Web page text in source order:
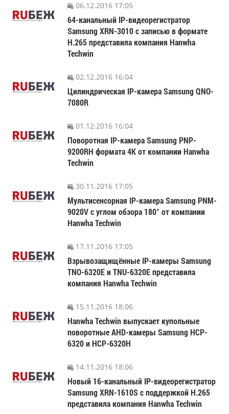
06.12.2016 17:05
64-канальный IP-видеорегистратор
Samsung XRN-3010 с записью в формате
H.265 представила компания Hanwha
Techwin
02.12.2016 16:04
Цилиндрическая IP-камера Samsung QNO-
7080R
01.12.2016 16:04
Поворотная IP-камера Samsung PNP-
9200RH формата 4K от компании Hanwha
Techwin
30.11.2016 17:05
Мультисенсорная IP-камера Samsung PNM-
9020V с углом обзора 180° от компании
Hanwha Techwin
17.11.2016 17:05
Взрывозащищённые IP-камеры Samsung
TNO-6320E и TNU-6320E представила
компания Hanwha Techwin
15.11.2016 18:06
Hanwha Techwin выпускает купольные
поворотные AHD-камеры Samsung HCP-
6320 и HCP-6320H
14.11.2016 18:06
Новый 16-канальный IP-видеорегистратор
Samsung XRN-1610S с поддержкой H.265
представила компания Hanwha Techwin